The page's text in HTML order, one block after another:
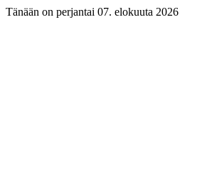
Tänään on perjantai 07. elokuuta 2026